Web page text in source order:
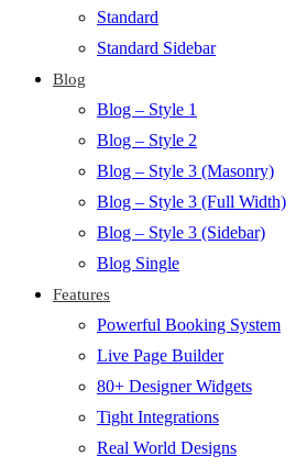
Standard
Standard Sidebar
Blog
Blog – Style 1
Blog – Style 2
Blog – Style 3 (Masonry)
Blog – Style 3 (Full Width)
Blog – Style 3 (Sidebar)
Blog Single
Features
Powerful Booking System
Live Page Builder
80+ Designer Widgets
Tight Integrations
Real World Designs